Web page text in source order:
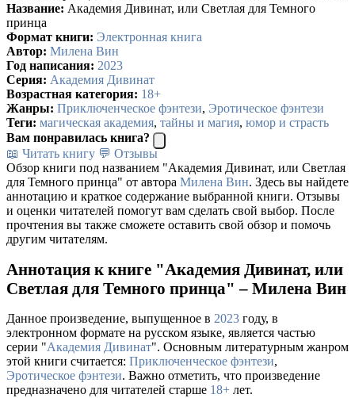
Название: Академия Дивинат, или Светлая для Темного
принца
Формат книги: Электронная книга
Автор: Милена Вин
Год написания: 2023
Серия: Академия Дивинат
Возрастная категория: 18+
Жанры: Приключенческое фэнтези, Эротическое фэнтези
Теги: магическая академия, тайны и магия, юмор и страсть
Вам понравилась книга?
📖 Читать книгу 💬 Отзывы
Обзор книги под названием "Академия Дивинат, или Светлая
для Темного принца" от автора Милена Вин. Здесь вы найдете
аннотацию и краткое содержание выбранной книги. Отзывы
и оценки читателей помогут вам сделать свой выбор. После
прочтения вы также сможете оставить свой обзор и помочь
другим читателям.
Аннотация к книге "Академия Дивинат, или
Светлая для Темного принца" – Милена Вин
Данное произведение, выпущенное в 2023 году, в
электронном формате на русском языке, является частью
серии "Академия Дивинат". Основным литературным жанром
этой книги считается: Приключенческое фэнтези,
Эротическое фэнтези. Важно отметить, что произведение
предназначено для читателей старше 18+ лет.